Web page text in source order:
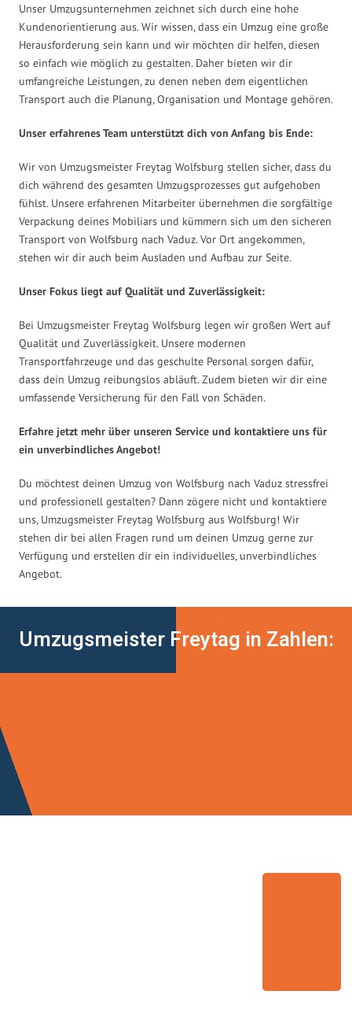
Unser Umzugsunternehmen zeichnet sich durch eine hohe
Kundenorientierung aus. Wir wissen, dass ein Umzug eine große
Herausforderung sein kann und wir möchten dir helfen, diesen
so einfach wie möglich zu gestalten. Daher bieten wir dir
umfangreiche Leistungen, zu denen neben dem eigentlichen
Transport auch die Planung, Organisation und Montage gehören.
Unser erfahrenes Team unterstützt dich von Anfang bis Ende:
Wir von Umzugsmeister Freytag Wolfsburg stellen sicher, dass du
dich während des gesamten Umzugsprozesses gut aufgehoben
fühlst. Unsere erfahrenen Mitarbeiter übernehmen die sorgfältige
Verpackung deines Mobiliars und kümmern sich um den sicheren
Transport von Wolfsburg nach Vaduz. Vor Ort angekommen,
stehen wir dir auch beim Ausladen und Aufbau zur Seite.
Unser Fokus liegt auf Qualität und Zuverlässigkeit:
Bei Umzugsmeister Freytag Wolfsburg legen wir großen Wert auf
Qualität und Zuverlässigkeit. Unsere modernen
Transportfahrzeuge und das geschulte Personal sorgen dafür,
dass dein Umzug reibungslos abläuft. Zudem bieten wir dir eine
umfassende Versicherung für den Fall von Schäden.
Erfahre jetzt mehr über unseren Service und kontaktiere uns für
ein unverbindliches Angebot!
Du möchtest deinen Umzug von Wolfsburg nach Vaduz stressfrei
und professionell gestalten? Dann zögere nicht und kontaktiere
uns, Umzugsmeister Freytag Wolfsburg aus Wolfsburg! Wir
stehen dir bei allen Fragen rund um deinen Umzug gerne zur
Verfügung und erstellen dir ein individuelles, unverbindliches
Angebot.
Umzugsmeister Freytag in Zahlen: